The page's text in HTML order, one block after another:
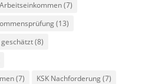
(7)
(13)
(8)
(7) KSK Nachforderung(7)